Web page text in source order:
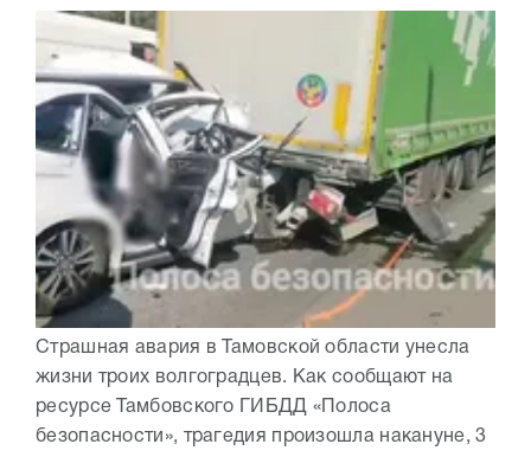
Страшная авария в Тамовской области унесла
жизни троих волгоградцев. Как сообщают на
ресурсе Тамбовского ГИБДД «Полоса
безопасности», трагедия произошла накануне, 3